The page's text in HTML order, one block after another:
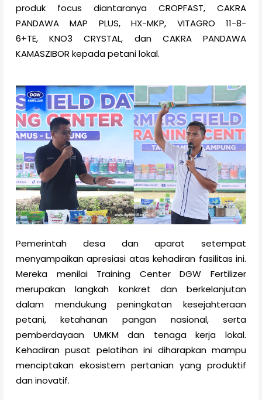
produk focus diantaranya CROPFAST, CAKRA
PANDAWA MAP PLUS, HX-MKP, VITAGRO 11-8-
6+TE, KNO3 CRYSTAL, dan CAKRA PANDAWA
KAMASZIBOR kepada petani lokal.
Pemerintah desa dan aparat setempat
menyampaikan apresiasi atas kehadiran fasilitas ini.
Mereka menilai Training Center DGW Fertilizer
merupakan langkah konkret dan berkelanjutan
dalam mendukung peningkatan kesejahteraan
petani, ketahanan pangan nasional, serta
pemberdayaan UMKM dan tenaga kerja lokal.
Kehadiran pusat pelatihan ini diharapkan mampu
menciptakan ekosistem pertanian yang produktif
dan inovatif.